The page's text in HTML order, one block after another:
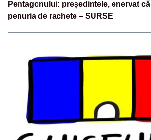
Pentagonului: președintele, enervat
penuria de rachete – SURSE